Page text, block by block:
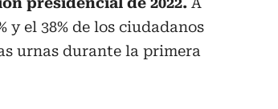
y el 38% de los ciudadanos
urnas durante la primera